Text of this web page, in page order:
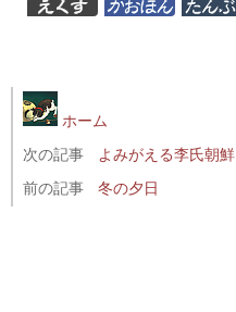
ホーム
次の記事
よみがえる李氏朝鮮
前の記事
冬の夕日